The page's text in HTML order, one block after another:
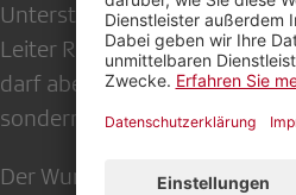
Unterstützung und
Leiter Ressort Kanton,
darf aber nicht sein,
sondern sie gezielt in die
Der Wunsch nach mehr